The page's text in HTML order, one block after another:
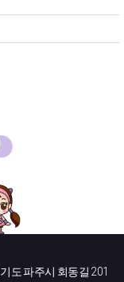
도 파주시 회동길 201